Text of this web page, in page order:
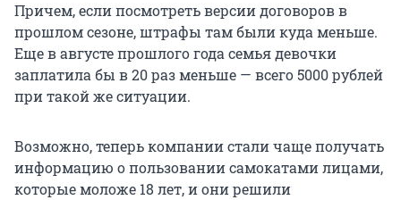
Причем, если посмотреть версии договоров в
прошлом сезоне, штрафы там были куда меньше.
Еще в августе прошлого года семья девочки
заплатила бы в20 разменьше — всего5000 рублей
при такой же ситуации.
Возможно, теперь компании стали чаще получать
информацию о пользовании самокатами лицами,
которые моложе 18 лет, и они решили